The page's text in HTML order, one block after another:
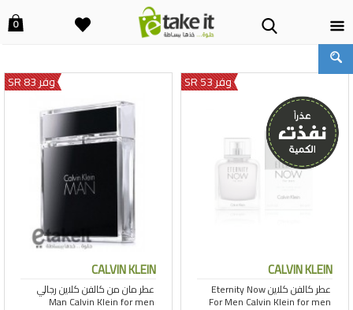
0
وفر 53 SR
CALVIN KLEIN
وفر 83 SR
CALVIN KLEIN